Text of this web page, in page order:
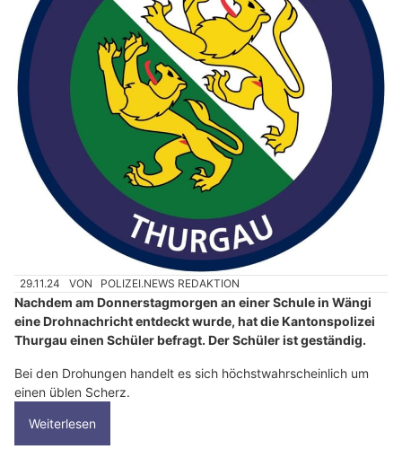
29.11.24 VON POLIZEI.NEWS REDAKTION
Nachdem am Donnerstagmorgen an einer Schule in Wängi
eine Drohnachricht entdeckt wurde, hat die Kantonspolizei
Thurgau einen Schüler befragt. Der Schüler ist geständig.
Bei den Drohungen handelt es sich höchstwahrscheinlich um
einen üblen Scherz.
Weiterlesen